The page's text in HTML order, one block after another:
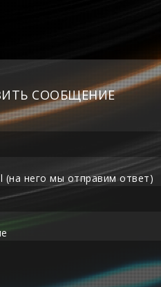
СООБЩЕНИЕ
(на него мы отправим ответ)